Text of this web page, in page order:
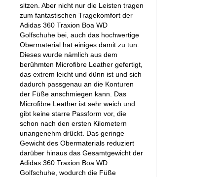
sitzen. Aber nicht nur die Leisten tragen
zum fantastischen Tragekomfort der
Adidas 360 Traxion Boa WD
Golfschuhe bei, auch das hochwertige
Obermaterial hat einiges damit zu tun.
Dieses wurde nämlich aus dem
berühmten Microfibre Leather gefertigt,
das extrem leicht und dünn ist und sich
dadurch passgenau an die Konturen
der Füße anschmiegen kann. Das
Microfibre Leather ist sehr weich und
gibt keine starre Passform vor, die
schon nach den ersten Kilometern
unangenehm drückt. Das geringe
Gewicht des Obermaterials reduziert
darüber hinaus das Gesamtgewicht der
Adidas 360 Traxion Boa WD
Golfschuhe, wodurch die Füße